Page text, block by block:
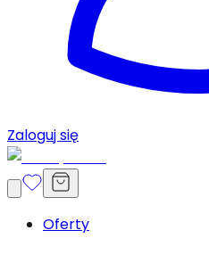
Zaloguj się
Oferty